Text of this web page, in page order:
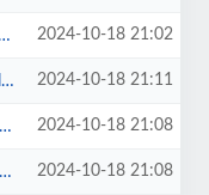
2024-10-18 21:02
2024-10-18 21:11
2024-10-18 21:08
2024-10-18 21:08